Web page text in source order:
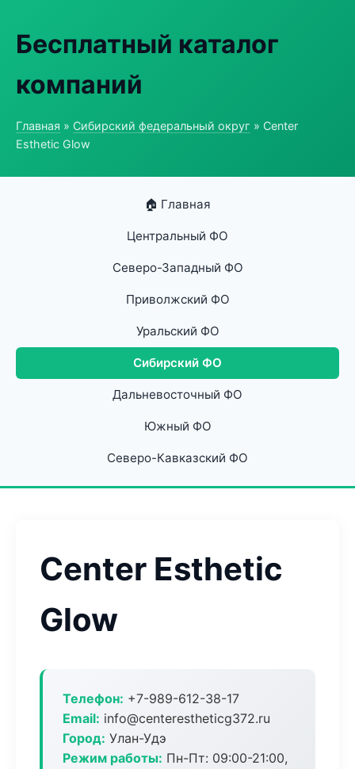
Бесплатный каталог
компаний
Главная » Сибирский федеральный округ » Center
Esthetic Glow
🏠 Главная
Центральный ФО
Северо-Западный ФО
Приволжский ФО
Уральский ФО
Сибирский ФО
Дальневосточный ФО
Южный ФО
Северо-Кавказский ФО
Center Esthetic
Glow
Телефон: +7-989-612-38-17
Email: info@centerestheticg372.ru
Город: Улан-Удэ
Режим работы: Пн-Пт: 09:00-21:00,